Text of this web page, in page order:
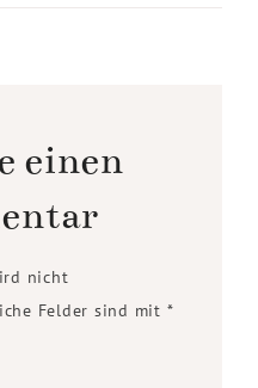
einen
nicht
Felder sind mit *